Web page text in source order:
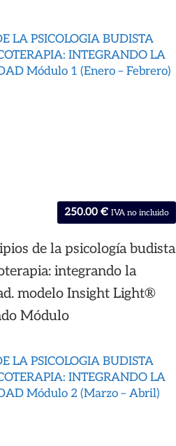
LA PSICOLOGIA BUDISTA
INTEGRANDO LA
Módulo 1 (Enero – Febrero)
250.00 € IVA no incluido
de la psicología budista
integrando la
modelo Insight Light®
Módulo
LA PSICOLOGIA BUDISTA
INTEGRANDO LA
Módulo 2 (Marzo – Abril)